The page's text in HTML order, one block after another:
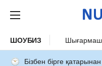
ШОУБИЗ
Бізбен бірге